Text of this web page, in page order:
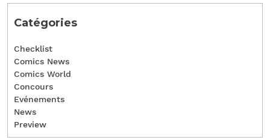
Catégories
Checklist
Comics News
Comics World
Concours
Evénements
News
Preview